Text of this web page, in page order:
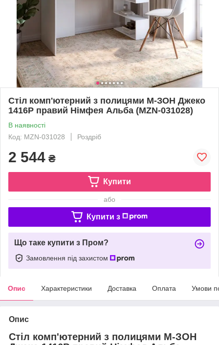
Cтіл комп'ютерний з полицями М-ЗОН Джеко
1416P правий Німфея Альба (MZN-031028)
В наявності
Код: MZN-031028
Роздріб
2 544 ₴
Купити
або
Купити з
Що таке купити з Пром?
Замовлення під захистом
Опис Характеристики Доставка Оплата Умови
Опис
Стіл комп'ютерний з полицями М-ЗОН